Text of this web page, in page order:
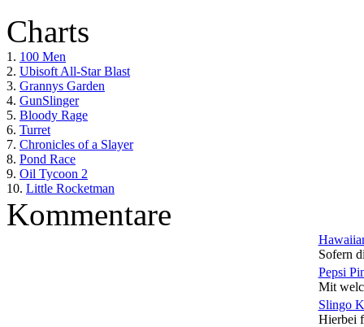
Charts
1. 100 Men
2. Ubisoft All-Star Blast
3. Grannys Garden
4. GunSlinger
5. Bloody Rage
6. Turret
7. Chronicles of a Slayer
8. Pond Race
9. Oil Tycoon 2
10. Little Rocketman
Kommentare
Sofern
Pepsi
Mit
Slingo
Hierbei